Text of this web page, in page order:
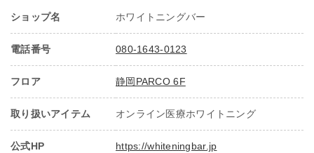
ショップ名 ホワイトニングバー
電話番号 080-1643-0123
フロア 静岡PARCO 6F
取り扱いアイテム オンライン医療ホワイトニング
公式HP https://whiteningbar.jp